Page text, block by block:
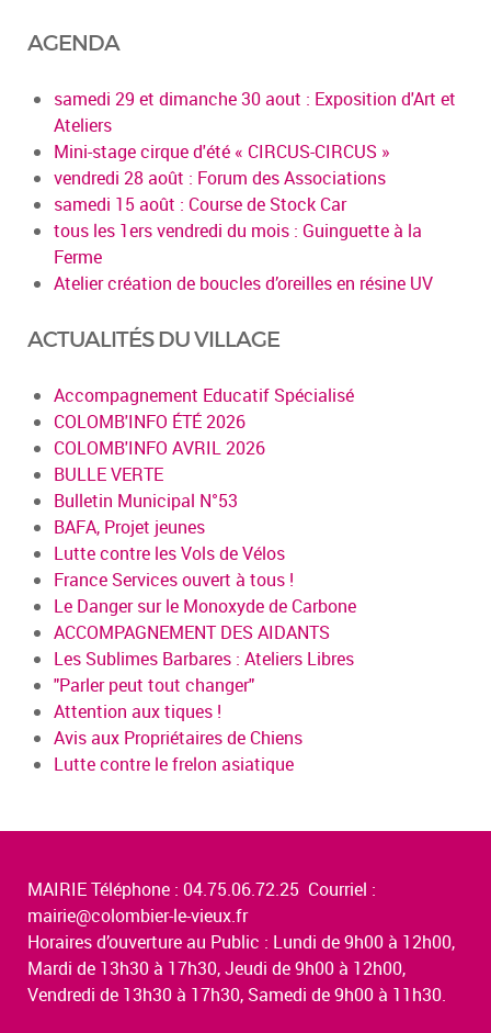
AGENDA
samedi 29 et dimanche 30 aout : Exposition d'Art et
Ateliers
Mini-stage cirque d'été « CIRCUS-CIRCUS »
vendredi 28 août : Forum des Associations
samedi 15 août : Course de Stock Car
tous les 1ers vendredi du mois : Guinguette à la
Ferme
Atelier création de boucles d’oreilles en résine UV
ACTUALITÉS DU VILLAGE
Accompagnement Educatif Spécialisé
COLOMB'INFO ÉTÉ 2026
COLOMB'INFO AVRIL 2026
BULLE VERTE
Bulletin Municipal N°53
BAFA, Projet jeunes
Lutte contre les Vols de Vélos
France Services ouvert à tous !
Le Danger sur le Monoxyde de Carbone
ACCOMPAGNEMENT DES AIDANTS
Les Sublimes Barbares : Ateliers Libres
"Parler peut tout changer"
Attention aux tiques !
Avis aux Propriétaires de Chiens
Lutte contre le frelon asiatique
MAIRIE Téléphone : 04.75.06.72.25 Courriel :
mairie@colombier-le-vieux.fr
Horaires d’ouverture au Public : Lundi de 9h00 à 12h00,
Mardi de 13h30 à 17h30, Jeudi de 9h00 à 12h00,
Vendredi de 13h30 à 17h30, Samedi de 9h00 à 11h30.